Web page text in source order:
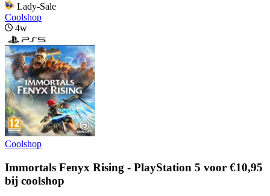
Lady-Sale
Coolshop
4w
Coolshop
Immortals Fenyx Rising - PlayStation 5 voor €10,95
bij coolshop